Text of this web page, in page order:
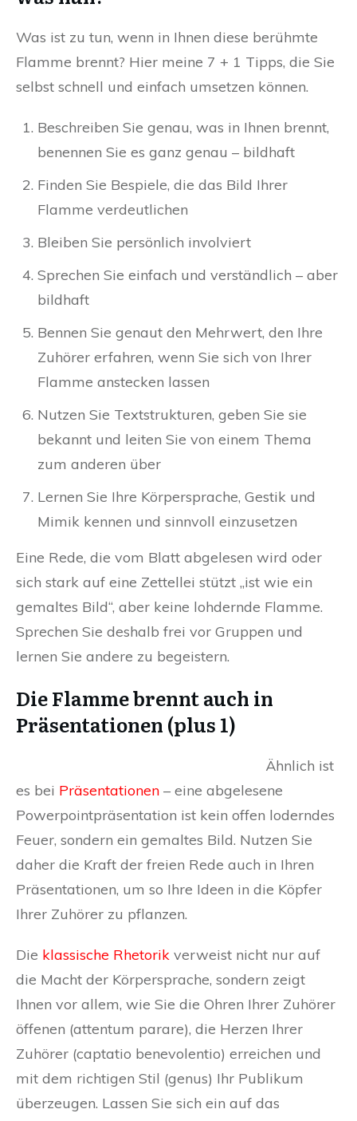
Was ist zu tun, wenn in Ihnen diese berühmte
Flamme brennt? Hier meine 7 + 1 Tipps, die Sie
selbst schnell und einfach umsetzen können.
Beschreiben Sie genau, was in Ihnen brennt,
benennen Sie es ganz genau – bildhaft
Finden Sie Bespiele, die das Bild Ihrer
Flamme verdeutlichen
Bleiben Sie persönlich involviert
Sprechen Sie einfach und verständlich – aber
bildhaft
Bennen Sie genaut den Mehrwert, den Ihre
Zuhörer erfahren, wenn Sie sich von Ihrer
Flamme anstecken lassen
Nutzen Sie Textstrukturen, geben Sie sie
bekannt und leiten Sie von einem Thema
zum anderen über
Lernen Sie Ihre Körpersprache, Gestik und
Mimik kennen und sinnvoll einzusetzen
Eine Rede, die vom Blatt abgelesen wird oder
sich stark auf eine Zettellei stützt „ist wie ein
gemaltes Bild“, aber keine lohdernde Flamme.
Sprechen Sie deshalb frei vor Gruppen und
lernen Sie andere zu begeistern.
Die Flamme brennt auch in
Präsentationen (plus 1)
Ähnlich ist
es bei Präsentationen – eine abgelesene
Powerpointpräsentation ist kein offen loderndes
Feuer, sondern ein gemaltes Bild. Nutzen Sie
daher die Kraft der freien Rede auch in Ihren
Präsentationen, um so Ihre Ideen in die Köpfer
Ihrer Zuhörer zu pflanzen.
Die klassische Rhetorik verweist nicht nur auf
die Macht der Körpersprache, sondern zeigt
Ihnen vor allem, wie Sie die Ohren Ihrer Zuhörer
öffenen (attentum parare), die Herzen Ihrer
Zuhörer (captatio benevolentio) erreichen und
mit dem richtigen Stil (genus) Ihr Publikum
überzeugen. Lassen Sie sich ein auf das